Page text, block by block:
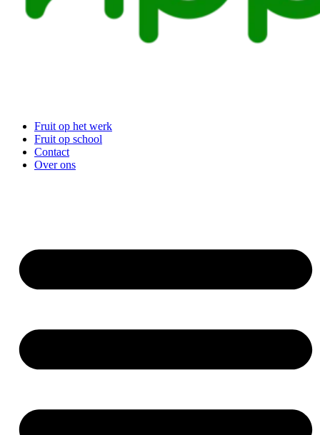
Fruit op het werk
Fruit op school
Contact
Over ons